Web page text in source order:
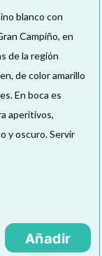
blanco con
Campiño, en
de la región
de color amarillo
En boca es
aperitivos,
y oscuro. Servir